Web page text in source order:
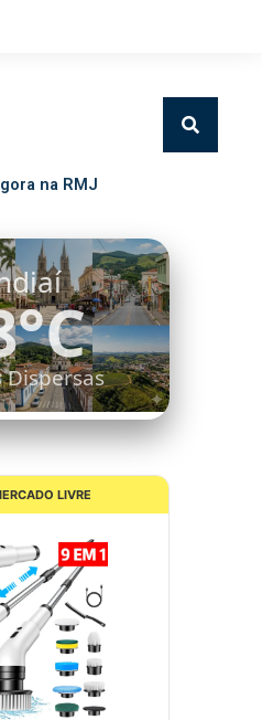
na RMJ
Dispersas
LIVRE